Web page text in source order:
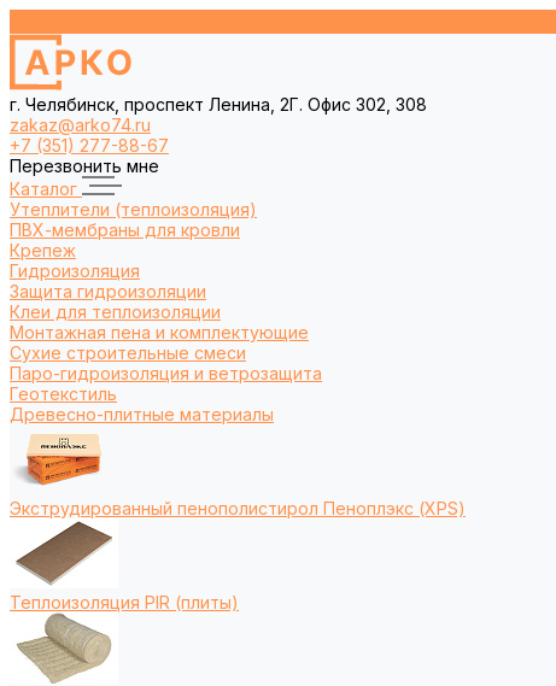
г. Челябинск, проспект Ленина, 2Г. Офис 302, 308
zakaz@arko74.ru
+7 (351) 277-88-67
Перезвонить мне
Каталог
Утеплители (теплоизоляция)
ПВХ-мембраны для кровли
Крепеж
Гидроизоляция
Защита гидроизоляции
Клеи для теплоизоляции
Монтажная пена и комплектующие
Сухие строительные смеси
Паро-гидроизоляция и ветрозащита
Геотекстиль
Древесно-плитные материалы
Экструдированный пенополистирол Пеноплэкс (XPS)
Теплоизоляция PIR (плиты)